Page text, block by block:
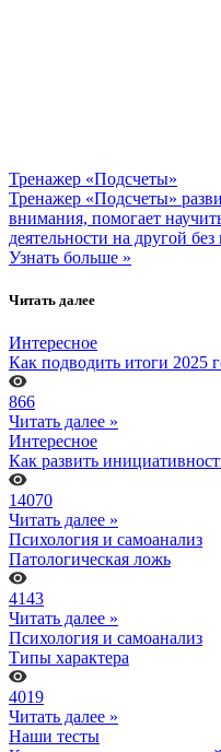
Тренажер «Подсчеты»
Тренажер «Подсчеты»
внимания, помогает
деятельности на другой
Узнать больше »
Читать далее
Интересное
Как подводить итоги 2025
866
Читать далее »
Интересное
Как развить
14070
Читать далее »
Психология и самоанализ
Патологическая ложь
4143
Читать далее »
Психология и самоанализ
Типы характера
4019
Читать далее »
Наши тесты